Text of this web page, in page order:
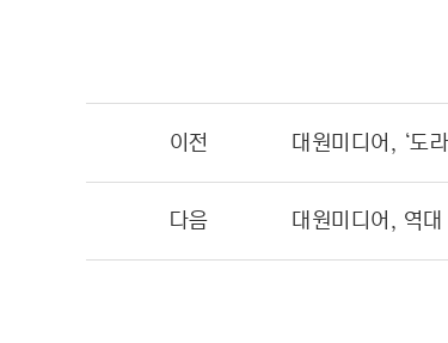
이전 대원미디어, ‘도
다음